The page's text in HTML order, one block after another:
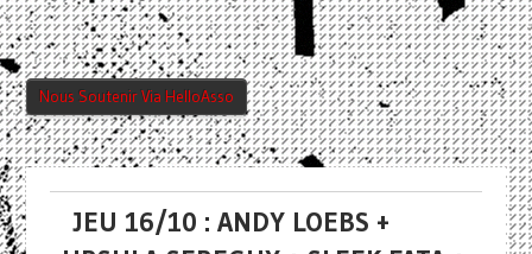
Nous Soutenir Via HelloAsso
JEU 16/10 : ANDY LOEBS +